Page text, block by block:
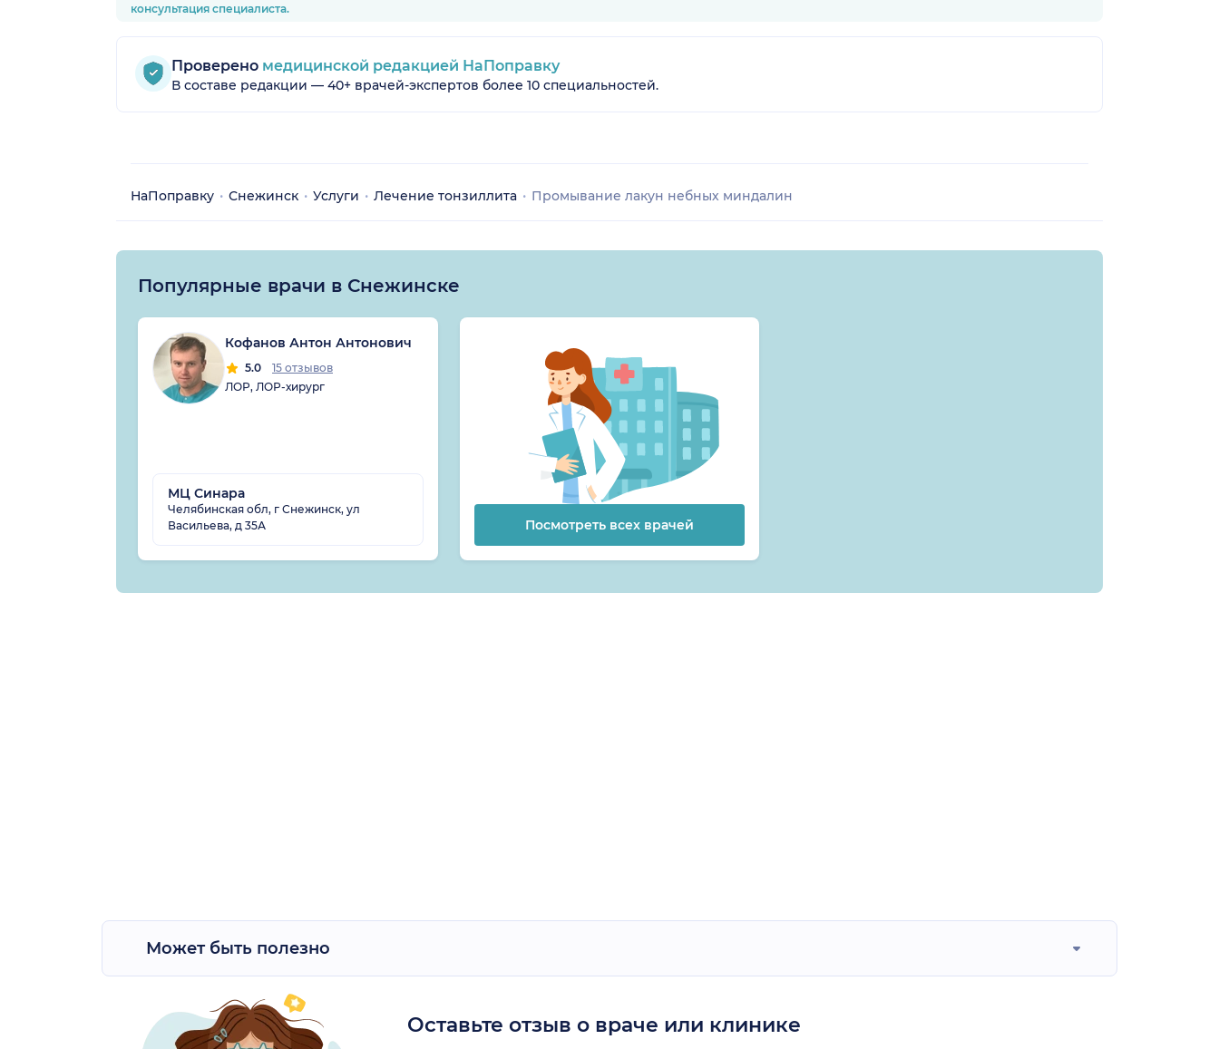
консультация специалиста.
Проверено медицинской редакцией НаПоправку
В составе редакции — 40+ врачей-экспертов более 10 специальностей.
НаПоправку Снежинск Услуги Лечение тонзиллита Промывание лакун небных миндалин
Популярные врачи в Снежинске
Кофанов Антон Антонович
5.0
15 отзывов
ЛОР, ЛОР-хирург
МЦ Синара
Челябинская обл, г Снежинск, ул
Васильева, д 35А
Посмотреть всех врачей
Может быть полезно
Оставьте отзыв о враче или клинике